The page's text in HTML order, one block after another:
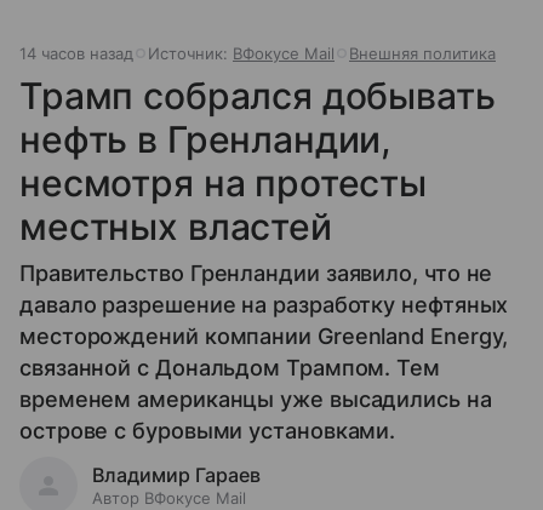
14 часов назад Источник: ВФокусе Mail Внешняя политика
Трамп собрался добывать
нефть в Гренландии,
несмотря на протесты
местных властей
Правительство Гренландии заявило, что не
давало разрешение на разработку нефтяных
месторождений компании Greenland Energy,
связанной с Дональдом Трампом. Тем
временем американцы уже высадились на
острове с буровыми установками.
Владимир Гараев
Автор ВФокусе Mail